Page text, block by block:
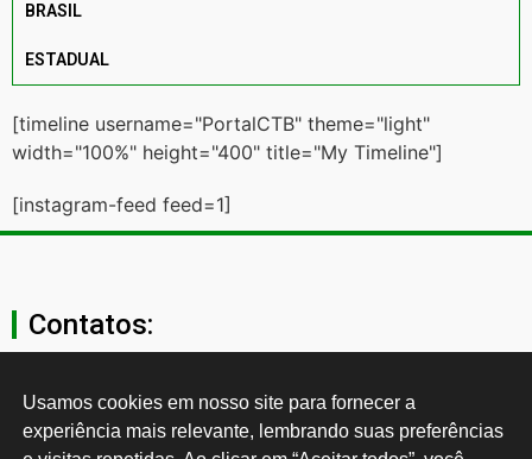
BRASIL
ESTADUAL
[timeline username="PortalCTB" theme="light"
width="100%" height="400" title="My Timeline"]
[instagram-feed feed=1]
Contatos:
secgeral@ctb.org.br
11 3874-0040
Usamos cookies em nosso site para fornecer a
experiência mais relevante, lembrando suas preferências